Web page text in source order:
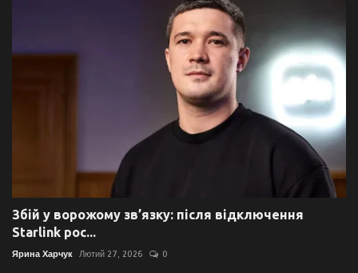
Збій у ворожому зв’язку: після відключення
Starlink рос...
Ярина Харчук Лютий 27, 2026 0